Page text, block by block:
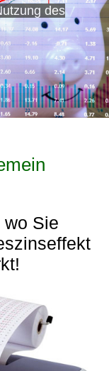
des
wo Sie